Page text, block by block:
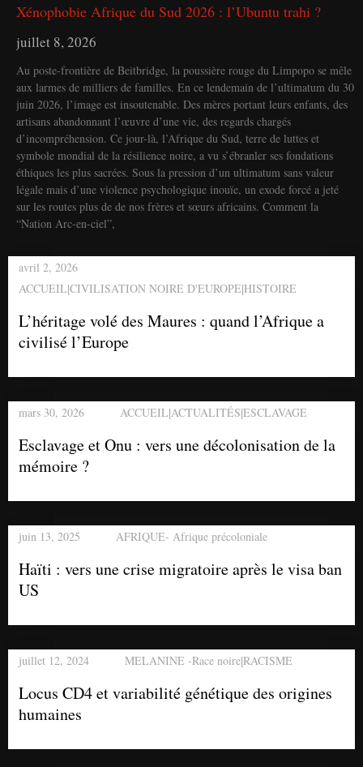
Xénophobie Afrique du Sud 2026 : l’Ubuntu trahi ?
juillet 8, 2026
Au poste-frontière de Beitbridge, la poussière rouge du Limpopo se mêle
aux larmes de milliers de familles. En ce lendemain de l’ultimatum du 30
juin 2026, l’image est insoutenable. Des mères portant leurs enfants, des
artisans abandonnant l’œuvre d’une vie, des regards chargés
d’incompréhension. Ce jour-là, l’Afrique du Sud, terre de luttes et
symbole mondial de la résilience noire, a vu s’ébranler ses fondations
éthiques les plus sacrées. Sous la pression d’un ultimatum sans valeur
légale mais d’une violence psychologique inouïe, un exode forcé a jeté
sur les routes plus de de nos frères et sœurs africains. Comment la
“Nation Arc-en-ciel”,
avril 2, 2026
ACCUEIL|CIVILISATION NOIRE D'EUROPE|HISTOIRE
L’héritage volé des Maures : quand l’Afrique a
civilisé l’Europe
mars 30, 2026 ACCUEIL|ACTUALITÉS|ESCLAVAGE
Esclavage et Onu : vers une décolonisation de la
mémoire ?
juin 13, 2025 AFRIQUE- Afrique précoloniale
Haïti : vers une crise migratoire après le visa ban
US
juillet 12, 2024 MELANINE -Race noire|RACISME
Locus CD4 et variabilité génétique des origines
humaines